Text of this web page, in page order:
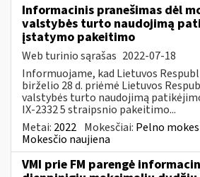
Informacinis pranešimas dėl
valstybės turto naudojimą
įstatymo pakeitimo
Web turinio sąrašas 2022-07-18
Informuojame, kad Lietuvos
birželio 28 d. priėmė Lietuvos
valstybės turto naudojimą
IX-2332 5 straipsnio pakeitimo...
Metai: 2022 Mokesčiai: Pelno
Mokesčio naujiena
VMI prie FM parengė